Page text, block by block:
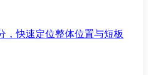
，快速定位整体位置与短板